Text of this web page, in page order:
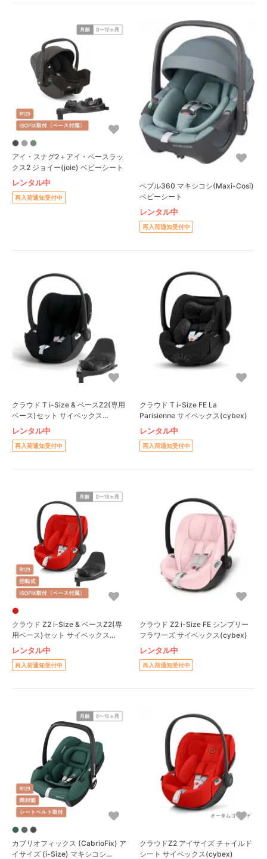
アイ・スナグ2＋アイ・ベースラッ
クス2 ジョイー(joie) ベビーシート
レンタル中
再入荷通知受付中
ペブル360 マキシコシ(Maxi-Cosi)
ベビーシート
レンタル中
再入荷通知受付中
クラウド T i-Size & ベースZ2(専用
ベース)セット サイベックス
(cybex) ベビーシート
レンタル中
再入荷通知受付中
クラウド T i-Size FE La
Parisienne サイベックス(cybex)
レンタル中
再入荷通知受付中
クラウド Z2 i-Size & ベースZ2(専
用ベース)セット サイベックス
(cybex)
レンタル中
再入荷通知受付中
クラウド Z2 i-Size FE シンプリー
フラワーズ サイベックス(cybex)
レンタル中
再入荷通知受付中
カブリオフィックス (CabrioFix) ア
イサイズ (i-Size) マキシコシ
クラウドZ2 アイサイズ チャイルド
シート サイベックス(cybex)